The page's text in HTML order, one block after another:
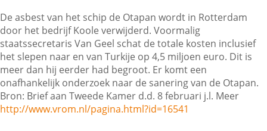
Veelgestelde vragen
Contactgegevens
Zoeken
De asbest van het schip de Otapan wordt in Rotterdam
door het bedrijf Koole verwijderd. Voormalig
staatssecretaris Van Geel schat de totale kosten inclusief
het slepen naar en van Turkije op 4,5 miljoen euro. Dit is
meer dan hij eerder had begroot. Er komt een
onafhankelijk onderzoek naar de sanering van de Otapan.
Bron: Brief aan Tweede Kamer d.d. 8 februari j.l. Meer
http://www.vrom.nl/pagina.html?id=16541